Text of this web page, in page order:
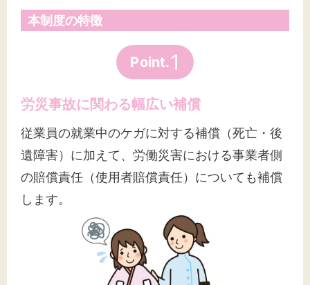
文字サイズ
標準 拡大
背景色
本制度の特徴
Point.1
労災事故に関わる幅広い補償
従業員の就業中のケガに対する補償（死亡・後
遺障害）に加えて、労働災害における事業者側
の賠償責任（使用者賠償責任）についても補償
します。